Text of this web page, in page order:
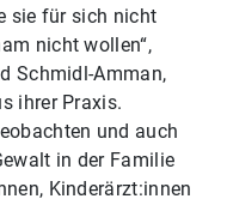
sie für sich nicht
nicht wollen“,
Schmidl-Amman,
ihrer Praxis.
und auch
in der Familie
Kinderärzt:innen